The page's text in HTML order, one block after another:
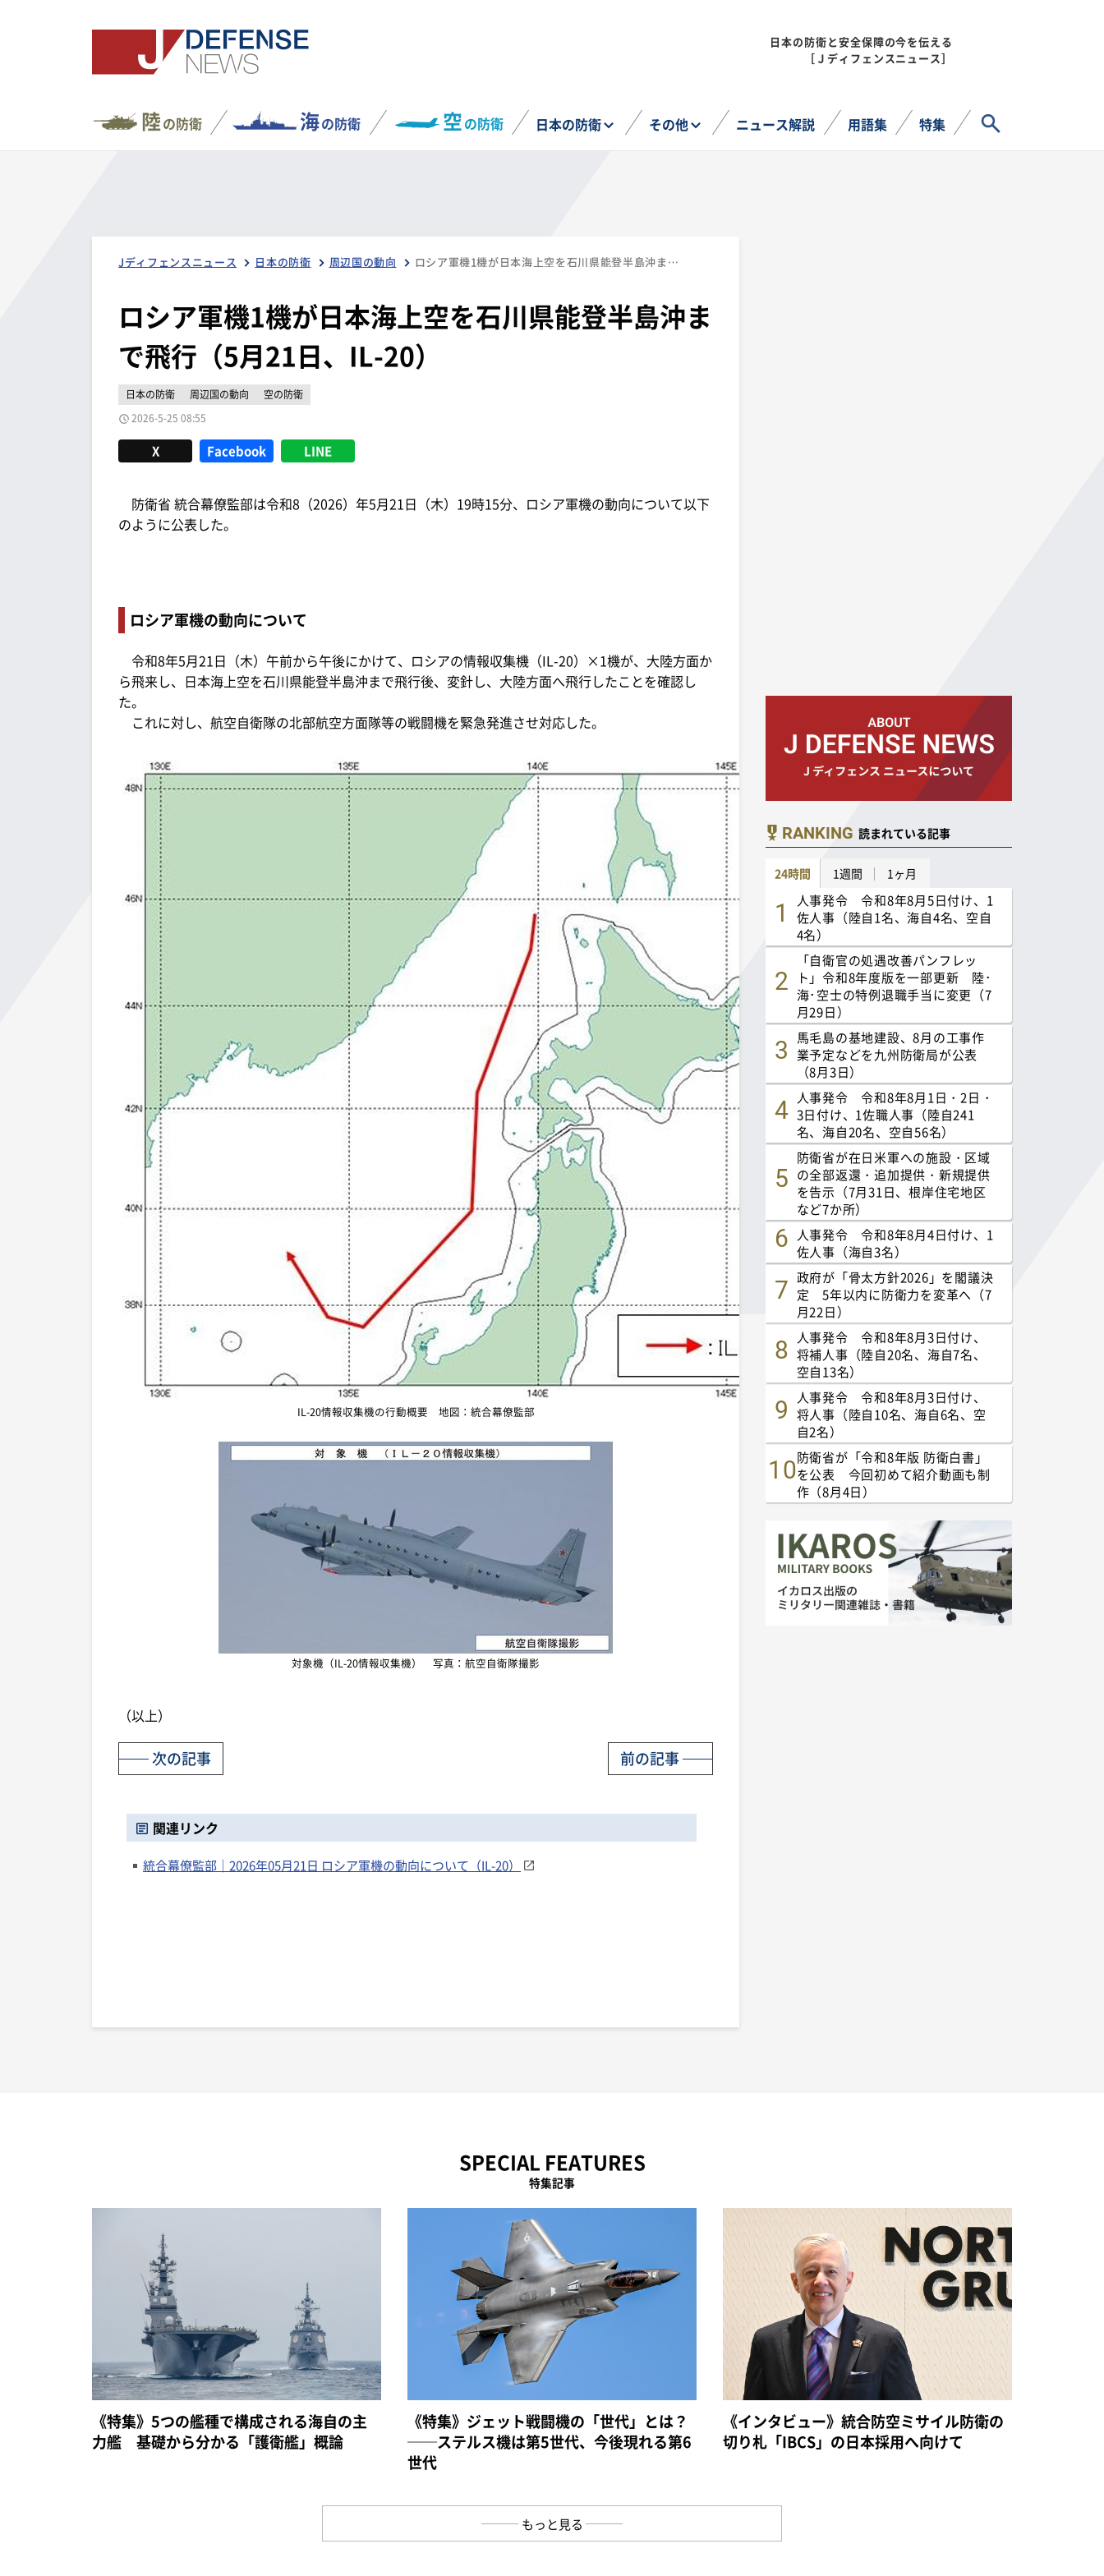
日本の防衛と安全保障の今を伝える
［Ｊディフェンスニュース］
陸の防衛 海の防衛 空の防衛 日本の防衛 その他 ニュース解説 用語集 特集
Jディフェンスニュース 日本の防衛 周辺国の動向 ロシア軍機1機が日本海上空を石川県能登半島沖まで飛行（5月21日、IL-20）
ロシア軍機1機が日本海上空を石川県能登半島沖ま
で飛行（5月21日、IL-20）
日本の防衛 周辺国の動向
空の防衛
2026-5-25 08:55
X Facebook LINE
防衛省 統合幕僚監部は令和8（2026）年5月21日（木）19時15分、ロシア軍機の動向について以下
のように公表した。
ロシア軍機の動向について
令和8年5月21日（木）午前から午後にかけて、ロシアの情報収集機（IL-20）×1機が、大陸方面か
ら飛来し、日本海上空を石川県能登半島沖まで飛行後、変針し、大陸方面へ飛行したことを確認し
た。
これに対し、航空自衛隊の北部航空方面隊等の戦闘機を緊急発進させ対応した。
IL-20情報収集機の行動概要 地図：統合幕僚監部
対象機（IL-20情報収集機） 写真：航空自衛隊撮影
（以上）
前の記事
次の記事
関連リンク
統合幕僚監部｜2026年05月21日 ロシア軍機の動向について（IL-20）
RANKING 読まれている記事
24時間 1週間 1ヶ月
人事発令 令和8年8月5日付け、1
佐人事（陸自1名、海自4名、空自
4名）
「自衛官の処遇改善パンフレッ
ト」令和8年度版を一部更新 陸･
海･空士の特例退職手当に変更（7
月29日）
馬毛島の基地建設、8月の工事作
業予定などを九州防衛局が公表
（8月3日）
人事発令 令和8年8月1日・2日・
3日付け、1佐職人事（陸自241
名、海自20名、空自56名）
防衛省が在日米軍への施設・区域
の全部返還・追加提供・新規提供
を告示（7月31日、根岸住宅地区
など7か所）
人事発令 令和8年8月4日付け、1
佐人事（海自3名）
政府が「骨太方針2026」を閣議決
定 5年以内に防衛力を変革へ（7
月22日）
人事発令 令和8年8月3日付け、
将補人事（陸自20名、海自7名、
空自13名）
人事発令 令和8年8月3日付け、
将人事（陸自10名、海自6名、空
自2名）
防衛省が「令和8年版 防衛白書」
を公表 今回初めて紹介動画も制
作（8月4日）
SPECIAL FEATURES
特集記事
《特集》5つの艦種で構成される海自の主
力艦 基礎から分かる「護衛艦」概論
《特集》ジェット戦闘機の「世代」とは？
──ステルス機は第5世代、今後現れる第6
世代
《インタビュー》統合防空ミサイル防衛の
切り札「IBCS」の日本採用へ向けて
もっと見る